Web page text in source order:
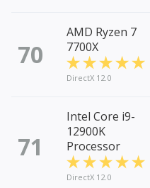
70
AMD Ryzen 7
7700X
DirectX 12.0
71
Intel Core i9-
12900K
Processor
DirectX 12.0